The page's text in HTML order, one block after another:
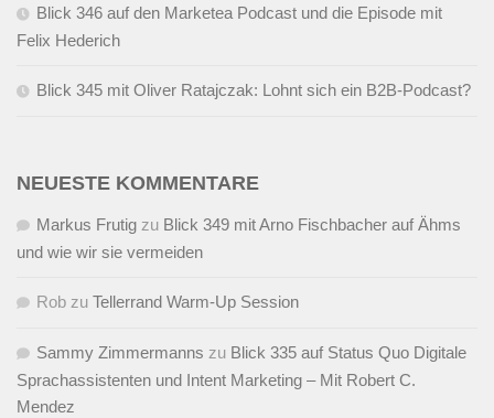
Blick 346 auf den Marketea Podcast und die Episode mit
Felix Hederich
Blick 345 mit Oliver Ratajczak: Lohnt sich ein B2B-Podcast?
NEUESTE KOMMENTARE
Markus Frutig zu Blick 349 mit Arno Fischbacher auf Ähms
und wie wir sie vermeiden
Rob zu Tellerrand Warm-Up Session
Sammy Zimmermanns zu Blick 335 auf Status Quo Digitale
Sprachassistenten und Intent Marketing – Mit Robert C.
Mendez